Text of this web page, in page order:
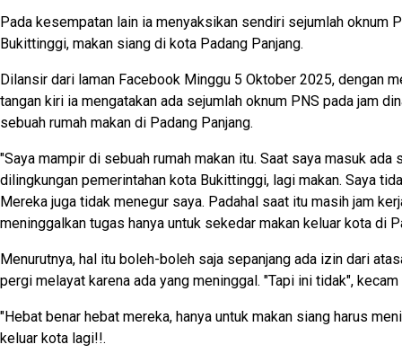
Pada kesempatan lain ia menyaksikan sendiri sejumlah oknum
Bukittinggi, makan siang di kota Padang Panjang.
Dilansir dari laman Facebook Minggu 5 Oktober 2025, dengan
tangan kiri ia mengatakan ada sejumlah oknum PNS pada jam
sebuah rumah makan di Padang Panjang.
"Saya mampir di sebuah rumah makan itu. Saat saya masuk ada
dilingkungan pemerintahan kota Bukittinggi, lagi makan. Saya
Mereka juga tidak menegur saya. Padahal saat itu masih jam
meninggalkan tugas hanya untuk sekedar makan keluar kota di
Menurutnya, hal itu boleh-boleh saja sepanjang ada izin dari
pergi melayat karena ada yang meninggal. "Tapi ini tidak",
"Hebat benar hebat mereka, hanya untuk makan siang harus
keluar kota lagi!!.